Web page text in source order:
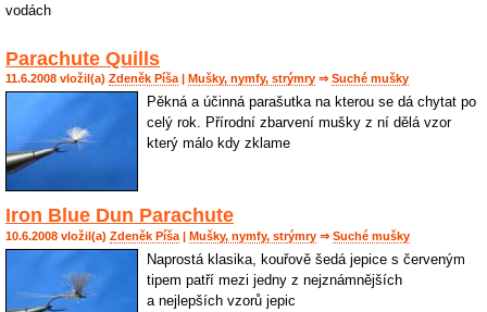
vodách
Parachute Quills
11.6.2008 vložil(a) Zdeněk Píša | Mušky, nymfy, strýmry ⇒ Suché mušky
Pěkná a účinná parašutka na kterou se dá chytat po
celý rok. Přírodní zbarvení mušky z ní dělá vzor
který málo kdy zklame
Iron Blue Dun Parachute
10.6.2008 vložil(a) Zdeněk Píša | Mušky, nymfy, strýmry ⇒ Suché mušky
Naprostá klasika, kouřově šedá jepice s červeným
tipem patří mezi jedny z nejznámnějších
a nejlepších vzorů jepic